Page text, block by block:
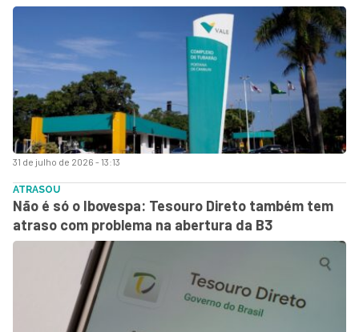
31 de julho de 2026 - 13:13
ATRASOU
Não é só o Ibovespa: Tesouro Direto também tem
atraso com problema na abertura da B3